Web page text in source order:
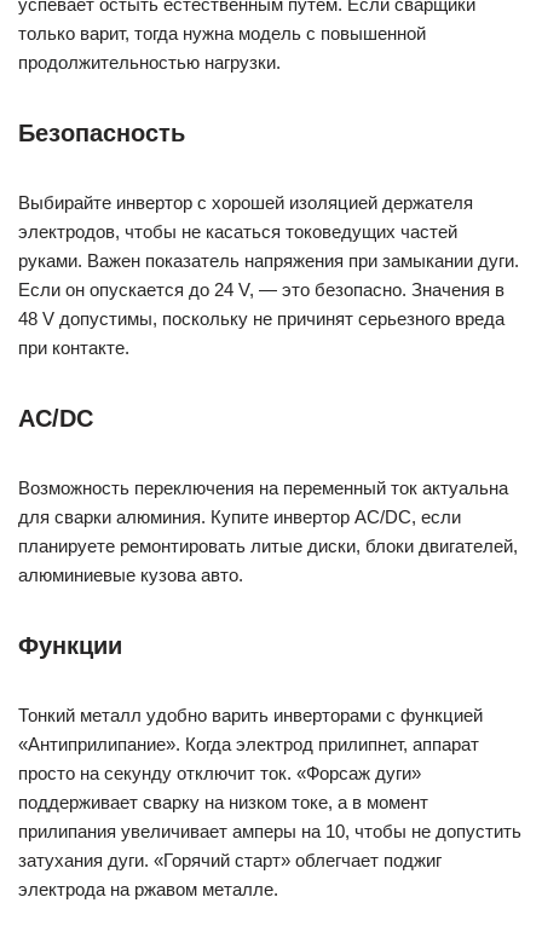
успевает остыть естественным путем. Если сварщики
только варит, тогда нужна модель с повышенной
продолжительностью нагрузки.
Безопасность
Выбирайте инвертор с хорошей изоляцией держателя
электродов, чтобы не касаться токоведущих частей
руками. Важен показатель напряжения при замыкании дуги.
Если он опускается до 24 V, — это безопасно. Значения в
48 V допустимы, поскольку не причинят серьезного вреда
при контакте.
AC/DC
Возможность переключения на переменный ток актуальна
для сварки алюминия. Купите инвертор AC/DC, если
планируете ремонтировать литые диски, блоки двигателей,
алюминиевые кузова авто.
Функции
Тонкий металл удобно варить инверторами с функцией
«Антиприлипание». Когда электрод прилипнет, аппарат
просто на секунду отключит ток. «Форсаж дуги»
поддерживает сварку на низком токе, а в момент
прилипания увеличивает амперы на 10, чтобы не допустить
затухания дуги. «Горячий старт» облегчает поджиг
электрода на ржавом металле.